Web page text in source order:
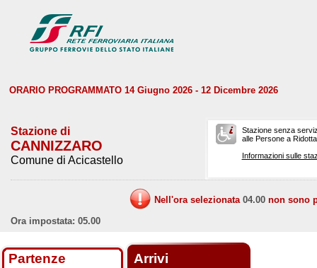
ORARIO PROGRAMMATO 14 Giugno 2026 - 12 Dicembre 2026
Stazione di
CANNIZZARO
Comune di Acicastello
Stazione senza
alle Persone a
Informazioni sulle
Nell'ora selezionata 04.00 non sono
Ora impostata: 05.00
Partenze Arrivi